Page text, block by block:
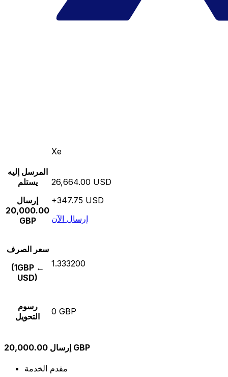
Xe
المرسل إليه
يستلم
إرسال
20,000.00
GBP
26,664.00 USD
+347.75 USD
إرسال الآن
سعر الصرف
(1GBP ←
USD)
1.333200
رسوم
التحويل
0 GBP
إرسال 20,000.00 GBP
مقدم الخدمة